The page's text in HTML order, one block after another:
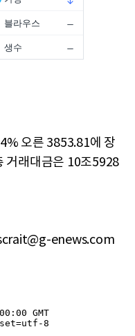
오른 3853.81에 장
거래대금은 10조5928
enews.com